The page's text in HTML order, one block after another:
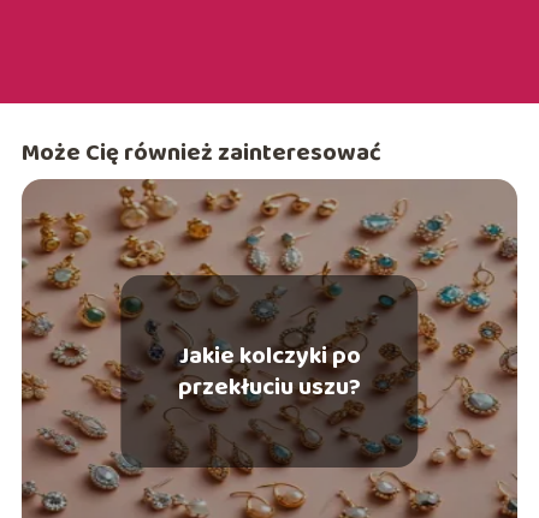
Może Cię również zainteresować
Jakie kolczyki po
przekłuciu uszu?